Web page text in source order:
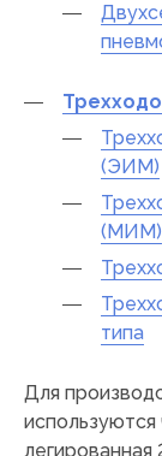
(ЭИМ)
(МИМ)
типа
Для
используются